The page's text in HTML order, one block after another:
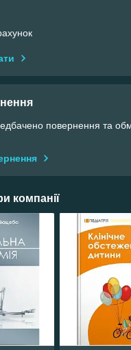
повернення та
компанії